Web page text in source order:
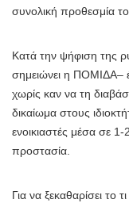
συνολική προθεσμία
Κατά την ψήφιση της
σημειώνει η ΠΟΜΙΔΑ–
χωρίς καν να τη
δικαίωμα στους
ενοικιαστές μέσα σε 1-
προστασία.
Για να ξεκαθαρίσει το